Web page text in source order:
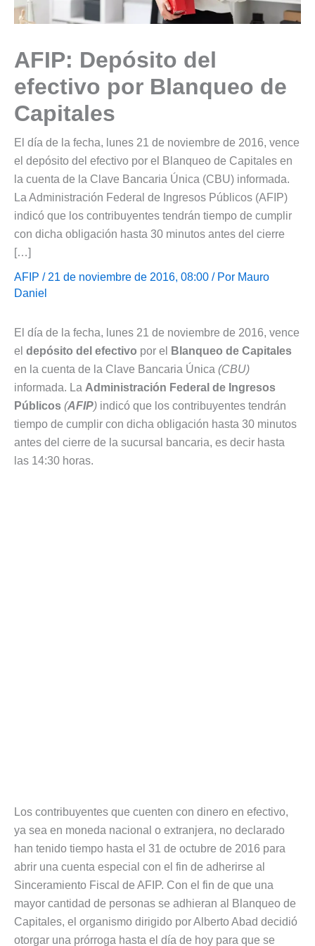
AFIP: Depósito del
efectivo por Blanqueo de
Capitales
El día de la fecha, lunes 21 de noviembre de 2016, vence
el depósito del efectivo por el Blanqueo de Capitales en
la cuenta de la Clave Bancaria Única (CBU) informada.
La Administración Federal de Ingresos Públicos (AFIP)
indicó que los contribuyentes tendrán tiempo de cumplir
con dicha obligación hasta 30 minutos antes del cierre
[…]
AFIP / 21 de noviembre de 2016, 08:00 / Por Mauro
Daniel
El día de la fecha, lunes 21 de noviembre de 2016, vence
el depósito del efectivo por el
Blanqueo de Capitales
en la cuenta de la Clave Bancaria Única (CBU)
informada. La Administración Federal de Ingresos
Públicos (AFIP) indicó que los contribuyentes tendrán
tiempo de cumplir con dicha obligación hasta 30 minutos
antes del cierre de la sucursal bancaria, es decir hasta
las 14:30 horas.
Los contribuyentes que cuenten con dinero en efectivo,
ya sea en moneda nacional o extranjera, no declarado
han tenido tiempo hasta el 31 de octubre de 2016 para
abrir una cuenta especial con el fin de adherirse al
Sinceramiento Fiscal de AFIP. Con el fin de que una
mayor cantidad de personas se adhieran al Blanqueo de
Capitales, el organismo dirigido por Alberto Abad decidió
otorgar una prórroga hasta el día de hoy para que se